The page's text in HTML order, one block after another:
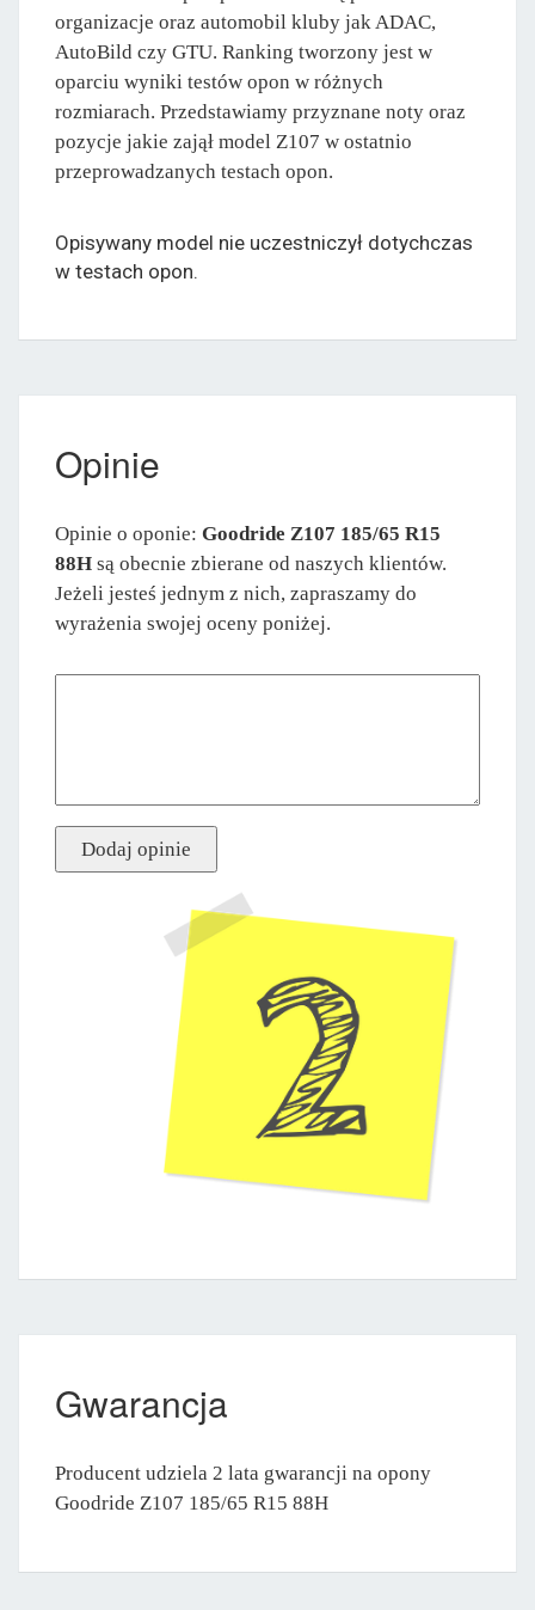
organizacje oraz automobil kluby jak ADAC,
AutoBild czy GTU. Ranking tworzony jest w
oparciu wyniki testów opon w różnych
rozmiarach. Przedstawiamy przyznane noty oraz
pozycje jakie zajął model Z107 w ostatnio
przeprowadzanych testach opon.
Opisywany model nie uczestniczył dotychczas
w testach opon.
Opinie
Opinie o oponie: Goodride Z107 185/65 R15
88H są obecnie zbierane od naszych klientów.
Jeżeli jesteś jednym z nich, zapraszamy do
wyrażenia swojej oceny poniżej.
Gwarancja
Producent udziela 2 lata gwarancji na opony
Goodride Z107 185/65 R15 88H